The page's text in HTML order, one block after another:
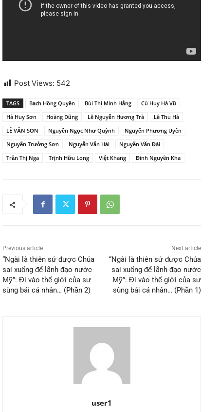
Post Views: 542
TAGS Bạch Hồng Quyền Bùi Thị Minh Hằng
Cù Huy Hà Vũ
Hà Huy Sơn
Hoàng Dũng Lê Nguyễn Hương Trà
Lê Thu Hà
LÊ VĂN SƠN
Nguyễn Ngọc Như Quỳnh
Nguyễn Phương Uyên
Nguyễn Trường Sơn
Nguyễn Văn Hải
Nguyễn Văn Đài
Trần Thị Nga
Trịnh Hữu Long Việt Khang Đinh Nguyên Kha
Previous article
“Ngài là thiên sứ được Chúa
sai xuống để lãnh đạo nước
Mỹ”: Đi vào thế giới của sự
sùng bái cá nhân… (Phần 2)
Next article
“Ngài là thiên sứ được Chúa
sai xuống để lãnh đạo nước
Mỹ”: Đi vào thế giới của sự
sùng bái cá nhân… (Phần 1)
user1